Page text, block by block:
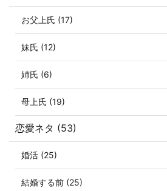
お父上氏 (17)
妹氏 (12)
姉氏 (6)
母上氏 (19)
恋愛ネタ (53)
婚活 (25)
結婚する前 (25)